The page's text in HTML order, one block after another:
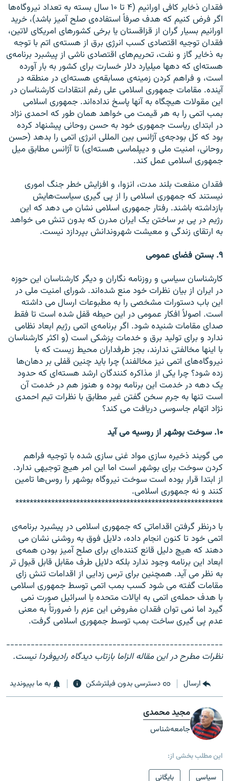
فقدان ذخاير کافی اورانيم (۴ تا ۱۰ سال بسته به تعداد نيروگاه‌ها
اگر فرض کنيم که هدف صرفاً استفاده‌ی صلح آميز باشد)، خريد
اورانيم بسيار گران از قزاقستان يا برخی کشورهای امريکای لاتين،
فقدان توجيه اقتصادی کسب انرژی برق از هسته‌ی اتم با توجه
به ذخاير گاز و نفت، تحريم‌های اقتصادی ناشی از پيشبرد برنامه‌ی
هسته‌ای که دهها ميليارد دلار خسارت برای کشور به بار آورده
است، و فراهم کردن زمينه‌ی مسابقه‌ی هسته‌ای در منطقه در
آينده. مقامات جمهوری اسلامی علی رغم انتقادات کارشناسان در
اين مقولات هيچگاه به آنها پاسخ نداده‌اند. جمهوری اسلامی
بمب اتمی را به هر قيمت می خواهد همان طور که احمدی نژاد
در ابتدای رياست جمهوری خود به حسن روحانی پيشنهاد کرده
بود که کل بودجه‌ی آژانس بين المللی انرژی اتمی را بدهد (حسن
روحانی، امنيت ملی و ديپلماسی هسته‌ای) تا آژانس مطابق ميل
جمهوری اسلامی عمل کند.
فقدان منفعت بلند مدت، انزوا، و افزايش خطر جنگ اموری
نيستند که جمهوری اسلامی را از پی گيری سياست‌هايش
بازداشته باشند. رفتار جمهوری اسلامی نشان می دهد که اين
رژيم در پی بر ساختن يک ايران مدرن که بدون تنش می خواهد
به ارتقای زندگی و معيشت شهروندانش بپردازد نيست.
۹. بستن فضای عمومی
کارشناسان سياسی و روزنامه نگاران و ديگر کارشناسان اين حوزه
در ايران از بيان نظرات خود منع شده‌اند. شورای امنيت ملی در
اين باب دستورات مشخصی را به مطبوعات ارسال می داشته
است. اصولاً افکار عمومی در اين حيطه قفل شده است تا فقط
صدای مقامات شنيده شود. اگر برنامه‌ی اتمی رژيم ابعاد نظامی
ندارد و برای توليد برق و خدمات پزشکی است (و اکثر کارشناسان
با اينها مخالفتی ندارند، بجز طرفداران محيط زيست که با
نيروگاه‌های اتمی نيز مخالفند) چرا بايد چنين قفلی بر دهان‌ها
زده شود؟ چرا يکی از مذاکره کنندگان ارشد هسته‌ای که حدود
يک دهه در خدمت اين برنامه بوده و هنوز هم در خدمت آن
است تنها به جرم سخن گفتن غير مطابق با نظرات تيم احمدی
نژاد اتهام جاسوسی دريافت می کند؟
۱۰. سوخت بوشهر از روسيه می آيد
می گويند ذخيره سازی مواد غنی سازی شده با توجيه فراهم
کردن سوخت برای بوشهر است اما اين امر هيچ توجيهی ندارد.
از ابتدا قرار بوده است سوخت نيروگاه بوشهر را روس‌ها تامين
کنند و نه جمهوری اسلامی.
**********************************************************
با درنظر گرفتن اقداماتی که جمهوری اسلامی در پيشبرد برنامه‌ی
اتمی خود تا کنون انجام داده، دلايل فوق به روشنی نشان می
دهند که هيچ دليل قانع کننده‌ای برای صلح آميز بودن همه‌ی
ابعاد اين برنامه وجود ندارد بلکه دلايل طرف مقابل قابل قبول تر
به نظر می آيد. همچنين برای ترس زدايی از اقدامات تنش زای
مقامات گفته می شود کسب بمب اتمی توسط جمهوری اسلامی
با هدف حمله‌ی اتمی به ايالات متحده يا اسرائيل صورت نمی
گيرد اما نمی توان فقدان مفروض اين عزم را ضرورتاً به معنی
عدم پی گيری ساخت بمب توسط جمهوری اسلامی گرفت.
-----------------------------------------------------
نظرات مطرح در این مقاله الزاما بازتاب دیدگاه رادیوفردا نیست.
ارسال دسترسی بدون فیلترشکن به ما بپیوندید
مجید محمدی
جامعه‌شناس
این مطلب بخشی از:
سیاسی
بایگانی